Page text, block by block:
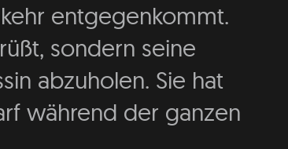
entgegenkommt.
sondern seine
abzuholen. Sie hat
während der ganzen